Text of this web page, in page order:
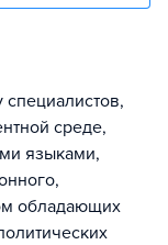
среде,
языками,
обладающих